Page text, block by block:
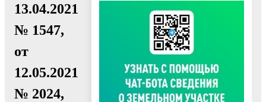
13.04.2021
№ 1547,
от
12.05.2021
№ 2024,